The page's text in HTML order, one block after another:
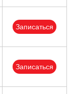
Записаться
Записаться